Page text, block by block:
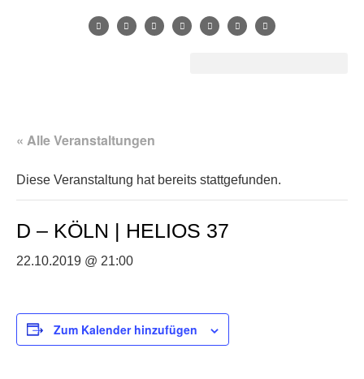
« Alle Veranstaltungen
Diese Veranstaltung hat bereits stattgefunden.
D – KÖLN | HELIOS 37
22.10.2019 @ 21:00
Zum Kalender hinzufügen